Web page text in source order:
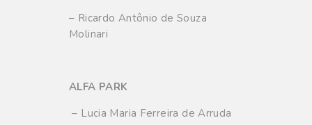
– Ricardo Antônio de Souza
Molinari
ALFA PARK
– Lucia Maria Ferreira de Arruda